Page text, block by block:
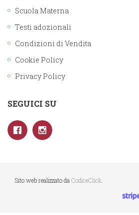
Scuola Materna
Testi adozionali
Condizioni di Vendita
Cookie Policy
Privacy Policy
SEGUICI SU
Sito web realizzato da CodiceClick